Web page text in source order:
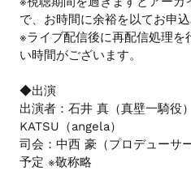
で、お時間に余裕を以てお申
※ライブ配信後に再配信処理を
い時間がございます。
◆出演
出演者：石井 真（真壁一騎役
KATSU（angela）
司会：中西 豪（プロデューサー
予定 ※敬称略